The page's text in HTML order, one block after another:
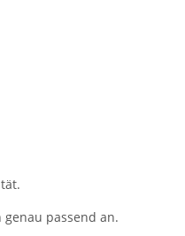
passend an.